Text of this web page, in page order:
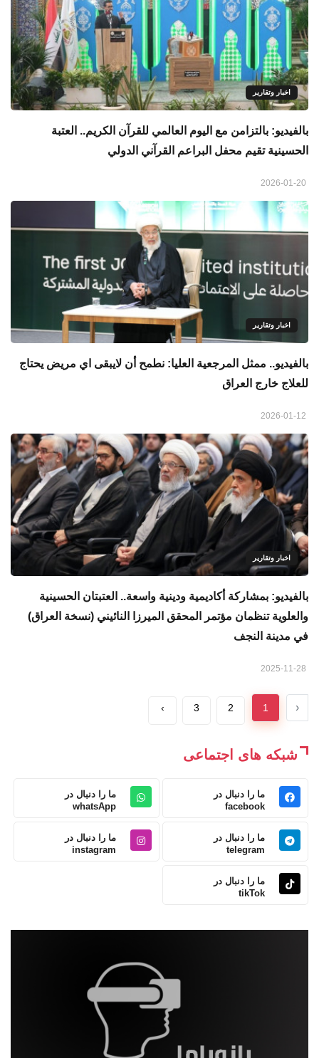
اخبار وتقارير
بالفيديو: بالتزامن مع اليوم العالمي للقرآن الكريم.. العتبة
الحسينية تقيم محفل البراعم القرآني الدولي
اخبار وتقارير
بالفيديو.. ممثل المرجعية العليا: نطمح أن لايبقى اي مريض يحتاج
للعلاج خارج العراق
اخبار وتقارير
بالفيديو: بمشاركة أكاديمية ودينية واسعة.. العتبتان الحسينية
والعلوية تنظمان مؤتمر المحقق الميرزا النائيني (نسخة العراق)
في مدينة النجف
‹
1
2
3
›
شبکه های اجتماعی
ما را دنبال در
facebook
ما را دنبال در
whatsApp
ما را دنبال در
telegram
ما را دنبال در
instagram
ما را دنبال در
tikTok